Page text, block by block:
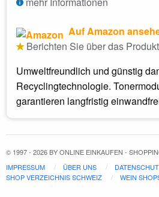
Auf Amazon
Berichten Sie über das Produkt
Umweltfreundlich und günstig
Recyclingtechnologie.
garantieren langfristig
© 1997 - 2026 BY ONLINE EINKAUFEN -
IMPRESSUM
ÜBER UNS
SHOP VERZEICHNIS SCHWEIZ
WEIN